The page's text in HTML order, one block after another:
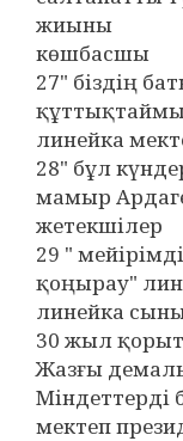
жиыны
көшбасшы
27" біздің
линейка
28" бұл
мамыр
жетекшілер
29 "
қоңырау"
линейка
30 жыл
Жазғы
мектеп